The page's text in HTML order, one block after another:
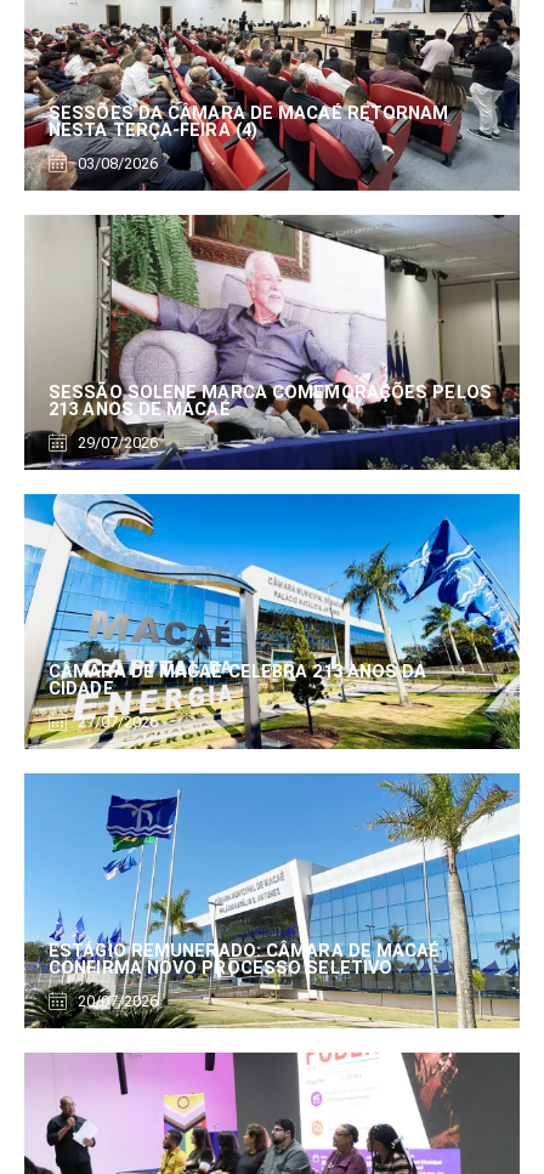
SESSÕES DA CÂMARA DE MACAÉ RETORNAM
NESTA TERÇA-FEIRA (4)
03/08/2026
SESSÃO SOLENE MARCA COMEMORAÇÕES PELOS
213 ANOS DE MACAÉ
29/07/2026
CÂMARA DE MACAÉ CELEBRA 213 ANOS DA
CIDADE
27/07/2026
ESTÁGIO REMUNERADO: CÂMARA DE MACAÉ
CONFIRMA NOVO PROCESSO SELETIVO
20/07/2026